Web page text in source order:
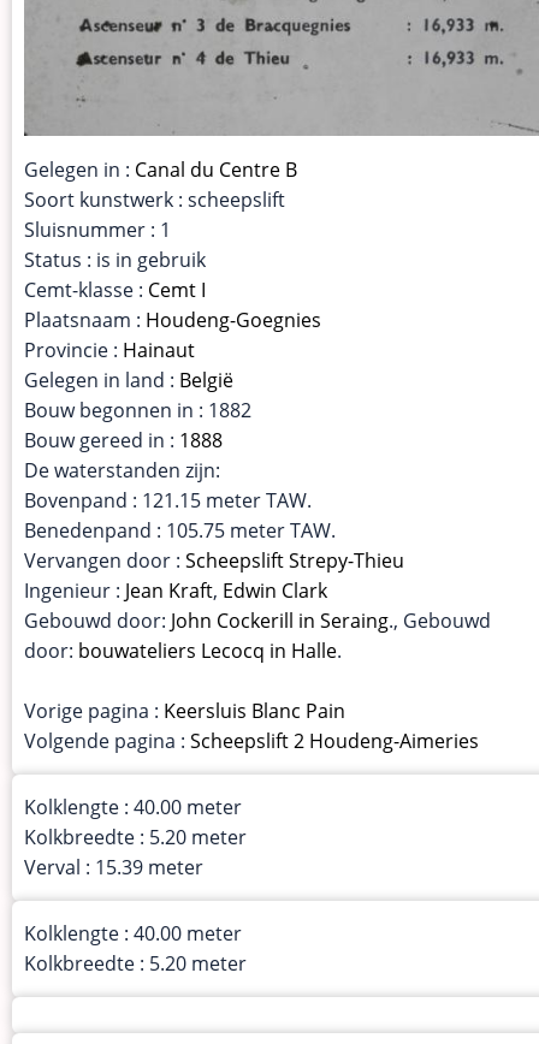
Gelegen in : Canal du Centre B
Soort kunstwerk : scheepslift
Sluisnummer : 1
Status : is in gebruik
Cemt-klasse : Cemt I
Plaatsnaam : Houdeng-Goegnies
Provincie : Hainaut
Gelegen in land : België
Bouw begonnen in : 1882
Bouw gereed in : 1888
De waterstanden zijn:
Bovenpand : 121.15 meter TAW.
Benedenpand : 105.75 meter TAW.
Vervangen door : Scheepslift Strepy-Thieu
Ingenieur : Jean Kraft, Edwin Clark
Gebouwd door: John Cockerill in Seraing., Gebouwd
door: bouwateliers Lecocq in Halle.
Vorige pagina : Keersluis Blanc Pain
Volgende pagina : Scheepslift 2 Houdeng-Aimeries
Kolklengte : 40.00 meter
Kolkbreedte : 5.20 meter
Verval : 15.39 meter
Kolklengte : 40.00 meter
Kolkbreedte : 5.20 meter